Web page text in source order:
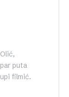
puta
filmić.